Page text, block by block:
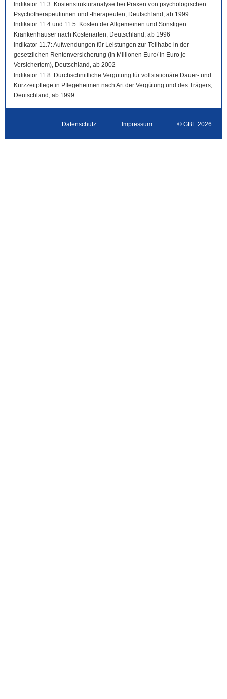
Indikator 11.3: Kostenstrukturanalyse bei Praxen von psychologischen
Psychotherapeutinnen und -therapeuten, Deutschland, ab 1999
Indikator 11.4 und 11.5: Kosten der Allgemeinen und Sonstigen
Krankenhäuser nach Kostenarten, Deutschland, ab 1996
Indikator 11.7: Aufwendungen für Leistungen zur Teilhabe in der
gesetzlichen Rentenversicherung (in Millionen Euro/ in Euro je
Versichertem), Deutschland, ab 2002
Indikator 11.8: Durchschnittliche Vergütung für vollstationäre Dauer- und
Kurzzeitpflege in Pflegeheimen nach Art der Vergütung und des Trägers,
Deutschland, ab 1999
Datenschutz Impressum © GBE 2026